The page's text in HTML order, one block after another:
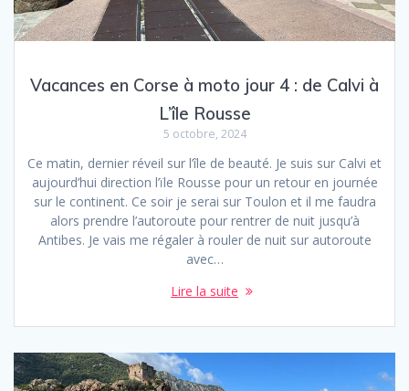
Vacances en Corse à moto jour 4 : de Calvi à
L’île Rousse
5 octobre, 2024
Ce matin, dernier réveil sur l’île de beauté. Je suis sur Calvi et
aujourd’hui direction l’ïle Rousse pour un retour en journée
sur le continent. Ce soir je serai sur Toulon et il me faudra
alors prendre l’autoroute pour rentrer de nuit jusqu’à
Antibes. Je vais me régaler à rouler de nuit sur autoroute
avec…
Lire la suite